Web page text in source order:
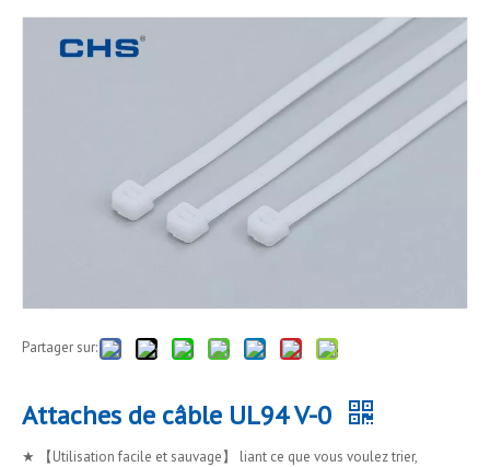
Partager sur:
Attaches de câble UL94 V-0
★ 【Utilisation facile et sauvage】 liant ce que vous voulez trier,